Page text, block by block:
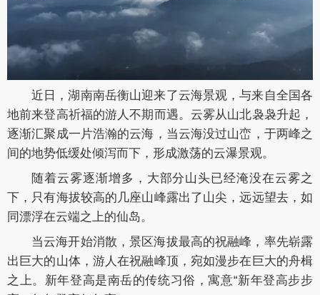
近日，湖南南岳衡山迎来了云海景观，与来自全国各
地前来登高祈福的游人不期而遇。云雾从山北袅袅升起，
逐渐汇聚成一片浩瀚的云海，当云海没过山峦，于两峰之
间的地势低缓处倾泻而下，形成激荡的云瀑景观。
随着云雾逐渐增多，大部分山头已经淹没在云雾之
下，只有海拔较高的几座山峰露出了山尖，远远望去，如
同漂浮在云端之上的仙岛。
当云海开始消散，景区海拔最高的祝融峰，率先崭露
出巨大的山体，游人在祝融峰顶，宛如漫步在巨大的舟楫
之上。新年登高是南岳的传统习俗，寓意“新年登高步步